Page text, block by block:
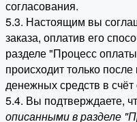
согласования.
5.3. Настоящим вы
заказа, оплатив его
разделе "Процесс
происходит только
денежных средств в счёт
5.4. Вы подтверждаете,
описанными в разделе